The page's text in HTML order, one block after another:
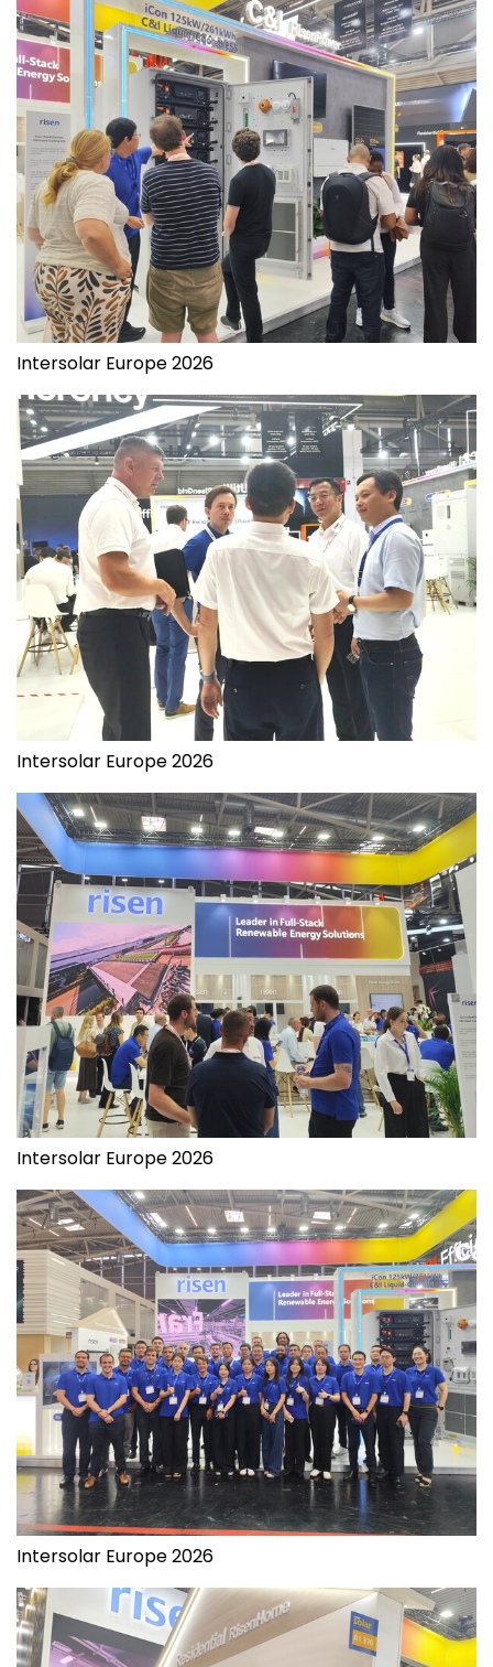
Intersolar Europe 2026
Intersolar Europe 2026
Intersolar Europe 2026
Intersolar Europe 2026